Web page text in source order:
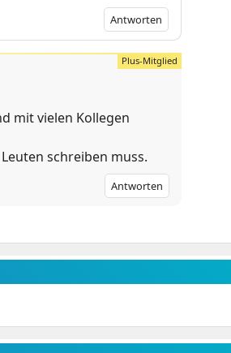
Antworten
mit vielen Kollegen
schreiben muss.
Antworten